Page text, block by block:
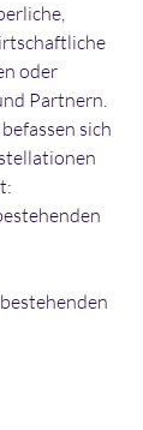
oder
Partnern.
sich